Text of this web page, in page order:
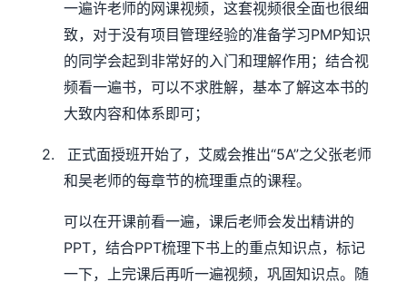
一遍许老师的网课视频，这套视频很全面也很细
致，对于没有项目管理经验的准备学习PMP知识
的同学会起到非常好的入门和理解作用；结合视
频看一遍书，可以不求胜解，基本了解这本书的
大致内容和体系即可；
2. 正式面授班开始了，艾威会推出“5A”之父张老师
和吴老师的每章节的梳理重点的课程。
可以在开课前看一遍，课后老师会发出精讲的
PPT，结合PPT梳理下书上的重点知识点，标记
一下，上完课后再听一遍视频，巩固知识点。随